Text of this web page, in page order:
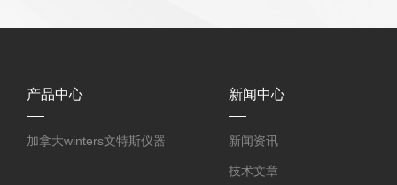
产品中心
加拿大winters文特斯仪器
新闻中心
新闻资讯
技术文章